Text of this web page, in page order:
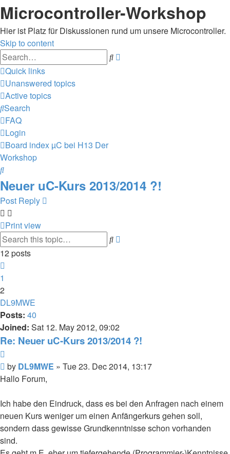
Microcontroller-Workshop
Hier ist Platz für Diskussionen rund um unsere Microcontroller.
Skip to content
Search
Quick links
Unanswered topics
Active topics
Search
FAQ
Login
Board index µC bei H13 Der
Workshop
Search
Neuer uC-Kurs 2013/2014 ?!
Post Reply
Print view
Search
12 posts
1
2
DL9MWE
Posts: 40
Joined: Sat 12. May 2012, 09:02
Re: Neuer uC-Kurs 2013/2014 ?!
Post
by DL9MWE » Tue 23. Dec 2014, 13:17
Hallo Forum,
Ich habe den Eindruck, dass es bei den Anfragen nach einem
neuen Kurs weniger um einen Anfängerkurs gehen soll,
sondern dass gewisse Grundkenntnisse schon vorhanden
sind.